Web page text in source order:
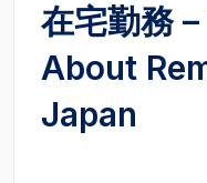
在宅勤務
About
Japan